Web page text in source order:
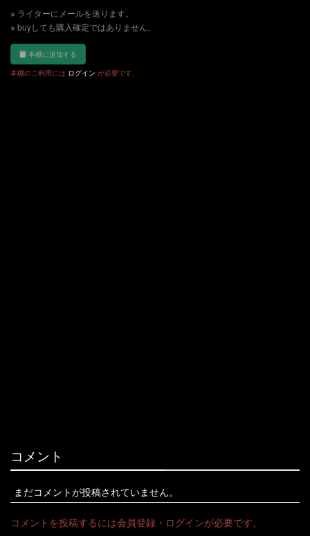
※ ライターにメールを送ります。
※ buyしても購入確定ではありません。
本棚に追加する
本棚のご利用には ログイン が必要です。
コメント
まだコメントが投稿されていません。
コメントを投稿するには会員登録・ログインが必要です。